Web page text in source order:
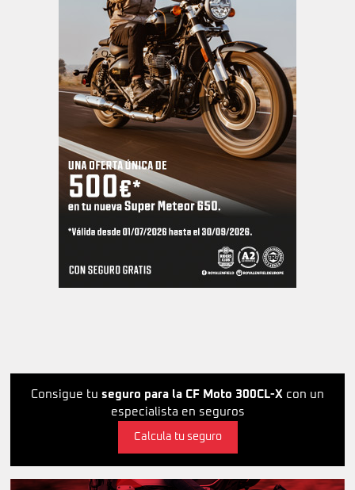
Consigue tu seguro para la CF Moto 300CL-X con un
especialista en seguros
Calcula tu seguro